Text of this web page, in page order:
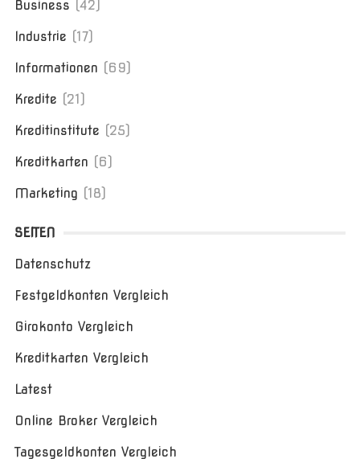
Business (42)
Industrie (17)
Informationen (69)
Kredite (21)
Kreditinstitute (25)
Kreditkarten (6)
Marketing (18)
SEITEN
Datenschutz
Festgeldkonten Vergleich
Girokonto Vergleich
Kreditkarten Vergleich
Latest
Online Broker Vergleich
Tagesgeldkonten Vergleich